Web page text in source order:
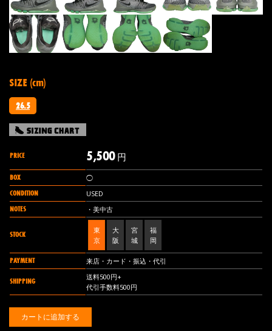
SIZE (cm)
26.5
PRICE 5,500円
BOX ◯
CONDITION USED
NOTES ・美中古
STOCK
東
京
大
阪
宮
城
福
岡
PAYMENT 来店・カード・振込・代引
SHIPPING
送料500円+
代引手数料500円